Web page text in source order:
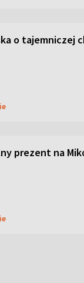
o tajemniczej
prezent na